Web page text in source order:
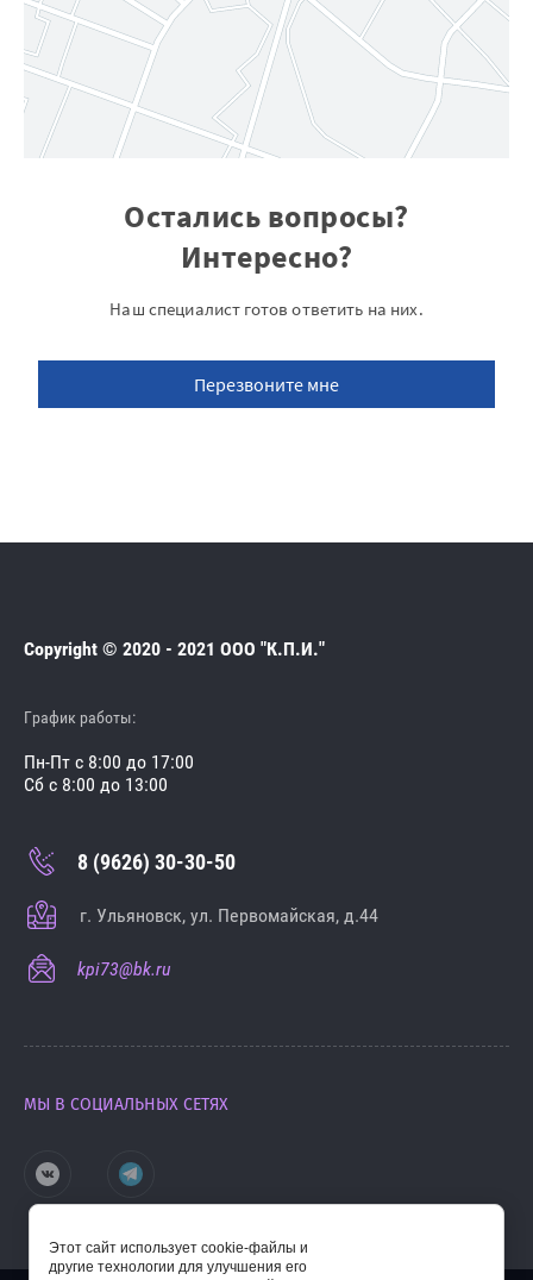
Остались вопросы?
Интересно?
Наш специалист готов ответить на них.
Перезвоните мне
Copyright © 2020 - 2021 ООО "К.П.И."
График работы:
Пн-Пт с 8:00 до 17:00
Сб с 8:00 до 13:00
8 (9626) 30-30-50
г. Ульяновск, ул. Первомайская, д.44
kpi73@bk.ru
МЫ В СОЦИАЛЬНЫХ СЕТЯХ
Этот сайт использует cookie-файлы и
другие технологии для улучшения его